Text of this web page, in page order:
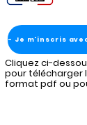
Cliquez ci-
pour télécharger
format pdf ou